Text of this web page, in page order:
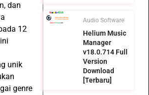
dan
12
unik
genre
Audio Software
Helium Music
Manager
v18.0.714 Full
Version
Download
[Terbaru]